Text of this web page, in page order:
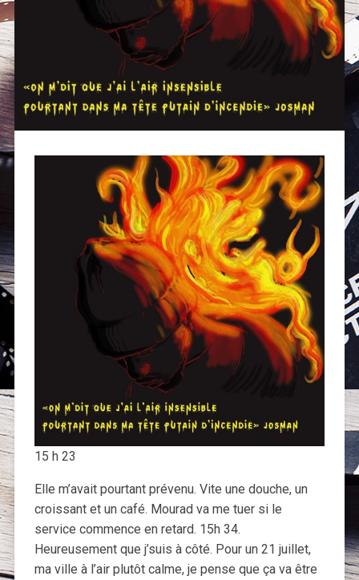
15 h 23
Elle m’avait pourtant prévenu. Vite une douche, un
croissant et un café. Mourad va me tuer si le
service commence en retard. 15h 34.
Heureusement que j’suis à côté. Pour un 21 juillet,
ma ville à l’air plutôt calme, je pense que ça va être